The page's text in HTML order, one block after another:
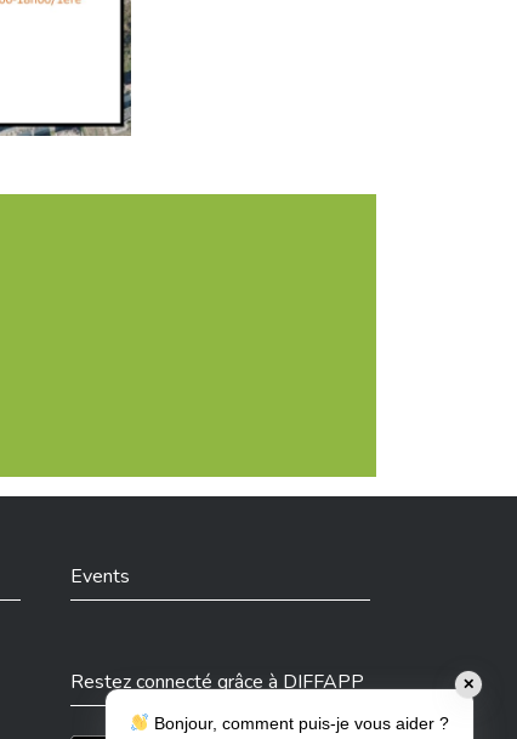
Events
Restez connecté grâce à DIFFAPP ✕
Bonjour, comment puis-je vous aider ?